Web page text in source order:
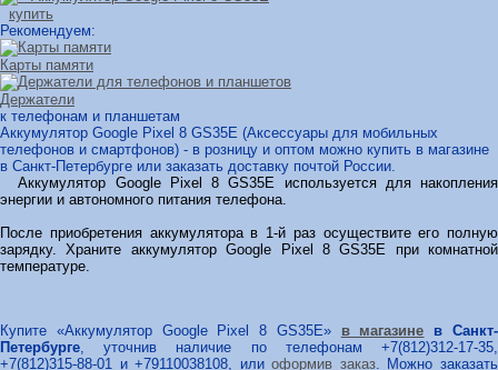
купить
Рекомендуем:
Карты памяти
Держатели
к телефонам и планшетам
Аккумулятор Google Pixel 8 GS35E (Аксессуары для мобильных
телефонов и смартфонов) - в розницу и оптом можно купить в магазине
в Санкт-Петербурге или заказать доставку почтой России.
Аккумулятор Google Pixel 8 GS35E используется для накопления
энергии и автономного питания телефона.
После приобретения аккумулятора в 1-й раз осуществите его полную
зарядку. Храните аккумулятор Google Pixel 8 GS35E при комнатной
температуре.
Купите «Аккумулятор Google Pixel 8 GS35E» в магазине в Санкт-
Петербурге , уточнив наличие по телефонам +7(812)312-17-35,
+7(812)315-88-01 и +79110038108, илиоформив заказ. Можно заказать